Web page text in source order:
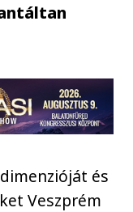
és
Veszprém